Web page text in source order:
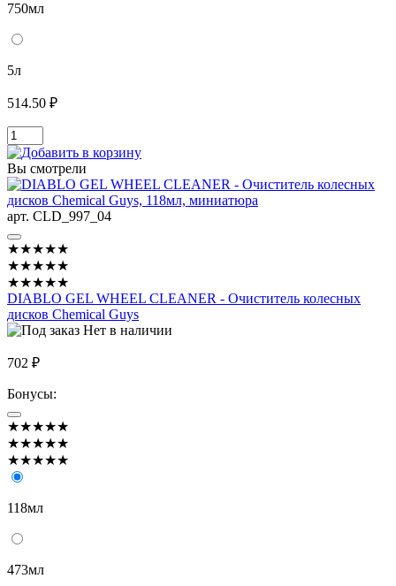
750мл
5л
514.50 ₽
Вы смотрели
арт. CLD_997_04
★★★★★
★★★★★
★★★★★
DIABLO GEL WHEEL CLEANER - Очиститель колесных
дисков Chemical Guys
Нет в наличии
702 ₽
Бонусы:
★★★★★
★★★★★
★★★★★
118мл
473мл